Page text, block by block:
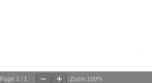
Page 1 / 1 Zoom 100%